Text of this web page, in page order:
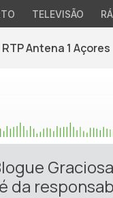
TELEVISÃO
RTP Antena 1 Açores
da